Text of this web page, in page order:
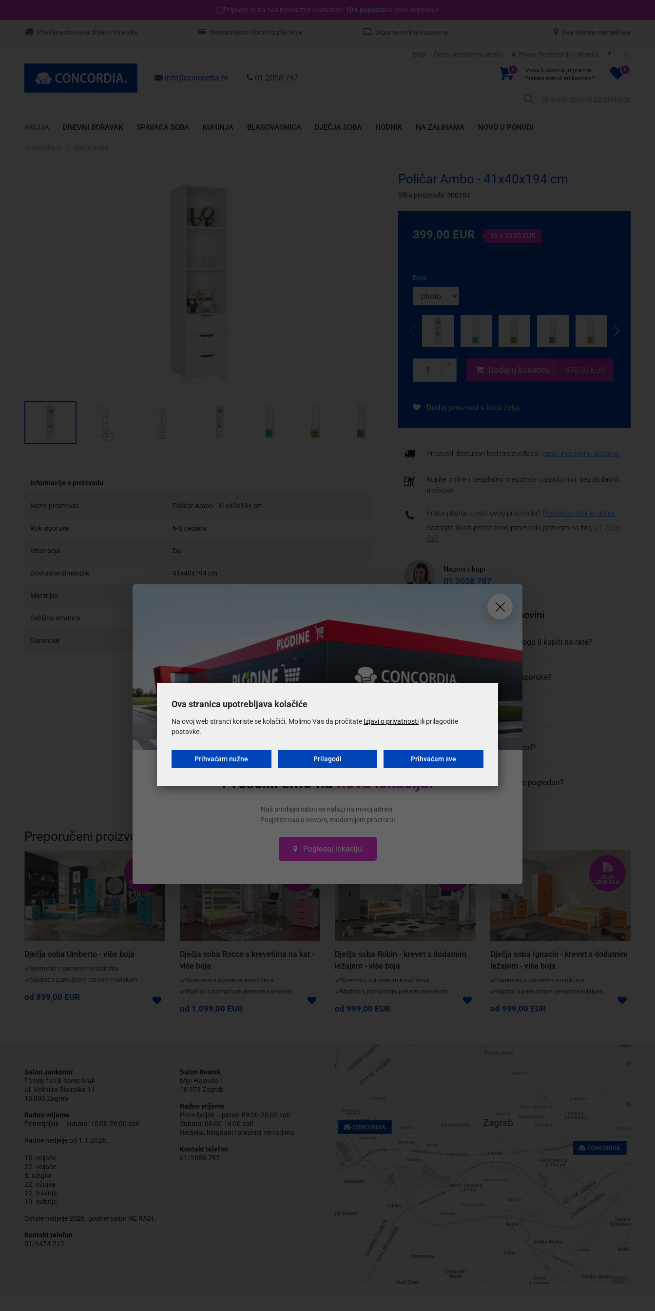
Prijavite se na naš newsletter i ostvarite-10% popustana prvu kupovinu!
Povoljna dostava diljem Hrvatske Beskamatno obročno plaćanje Sigurna online kupovina Dva salona namještaja
Blog Često postavljena pitanja Prijava/Registracija korisnika
0 Vaša košarica je prazna
Trebate pomoć pri kupovini?
0
info@concordia.hr 01 2058 797
AKCIJA DNEVNI BORAVAK SPAVAĆA SOBA KUHINJA BLAGOVAONICA DJEČJA SOBA HODNIK NA ZALIHAMA NOVO U PONUDI
Informacije o proizvodu
Naziv proizvoda Poličar Ambo - 41x40x194 cm
Rok isporuke 6-8 tjedana
Izbor boja Da
Dostupne dimenzije 41x40x194 cm
Materijali
Debljina stranica
Garancija
Poličar Ambo - 41x40x194 cm
Šifra proizvoda: 500184
399,00 EUR 12 x 33,25 EUR
Boja
+
-
Dodaj u košaricu 399,00 EUR
Dodaj proizvod u listu želja
Proizvod dostupan kod proizvođača. Izračunaj cijenu dostave
Kupite online i besplatno preuzmite u poslovnici, bez dodatnih
troškova
Imate pitanje u vezi ovog proizvoda? Postavite pitanje online
Saznajte dostupnost ovog proizvoda pozivom na broj 01 2058
797
Nazovi i kupi
01 2058 797
Česta pitanja i pomoć pri kupovini
Koje su mogućnosti plaćanja i mogu li kupiti na rate?
Koliko moram čekati, koji je rok isporuke?
Mogu li vratiti ili zamijeniti proizvod?
Može li se proizvod prije kupovine pogledati?
Preporučeni proizvodi
IZBOR BOJA
Dječja soba Umberto - više boja
Spremnici s gumenim kotačićima
Madrac s pamučnom perivom navlakom
od 899,00 EUR
Dječja soba Rocco s krevetima na kat -
više boja
Spremnici s gumenim kotačićima
Madrac s pamučnom perivom navlakom
od 1.099,00 EUR
Dječja soba Robin - krevet s dodatnim
ležajem - više boja
Spremnici s gumenim kotačićima
Madrac s pamučnom perivom navlakom
od 999,00 EUR
VELIKI
IZBOR BOJA
Dječja soba Ignacio - krevet s dodatnim
ležajem - više boja
Spremnici s gumenim kotačićima
Madrac s pamučnom perivom navlakom
od 999,00 EUR
Salon Jankomir
Family fun & home Mall
Ul. Velimira Škorpika 11
10 000 Zagreb
Radno vrijeme
Ponedjeljak – subota: 10:00-20:00 sati
Radne nedjelje od 1.1.2026.
15. veljače
22. veljače
8. ožujka
22. ožujka
12. travnja
10. svibnja
Ostale nedjelje 2026. godine salon NE RADI.
Kontakt telefon
01/6474-212
Salon Resnik
Mije Haleuša 1
10 373 Zagreb
Radno vrijeme
Ponedjeljak – petak: 09:00-20:00 sati
Subota: 09:00-16:00 sati
Nedjelja, blagdani i praznici: ne radimo
Kontakt telefon
01/2058-797
Preselili smo nanovu lokaciju!
Naš prodajni salon se nalazi na novoj adresi.
Posjetite nas u novom, modernijem prostoru!
Pogledaj lokaciju
Ova stranica upotrebljava kolačiće
Na ovoj web stranci koriste se kolačići. Molimo Vas da pročitate Izjavi o privatnosti ili prilagodite
postavke.
Prihvaćam nužne Prilagodi Prihvaćam sve